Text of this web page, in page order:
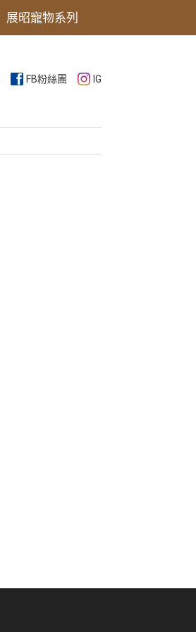
展昭寵物系列
FB粉絲團 IG